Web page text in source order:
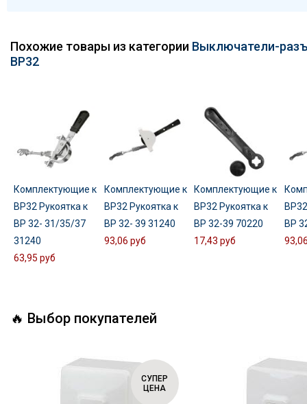
Похожие товары из категории Выключатели-
ВР32
Комплектующие к
ВР32 Рукоятка к
ВР 32- 31/35/37
31240
63,95 руб
Комплектующие к
ВР32 Рукоятка к
ВР 32- 39 31240
93,06 руб
Комплектующие к
ВР32 Рукоятка к
ВР 32-39 70220
17,43 руб
ВР
🔥 Выбор покупателей
СУПЕР
ЦЕНА